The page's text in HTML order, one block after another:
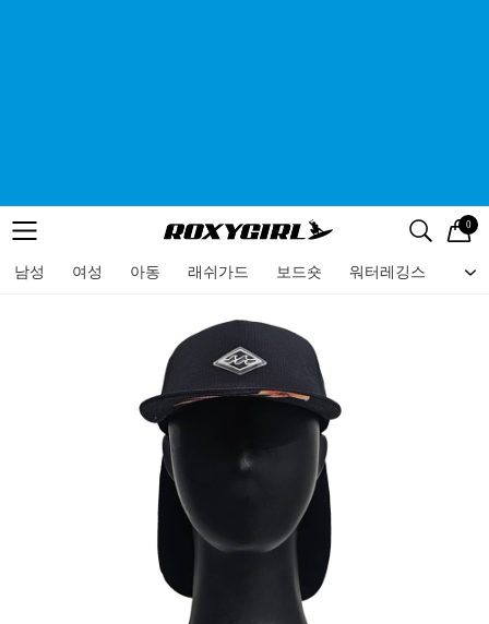
메뉴 검색
로고 0
남성 여성 아동 래쉬가드 보드숏 워터레깅스 비
메뉴